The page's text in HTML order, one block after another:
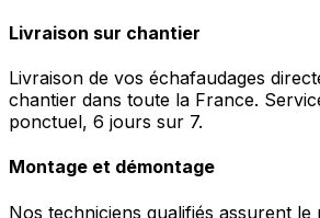
Livraison sur chantier
Livraison de vos échafaudages
chantier dans toute la France.
ponctuel, 6 jours sur 7.
Montage et démontage
Nos techniciens qualifiés assurent le